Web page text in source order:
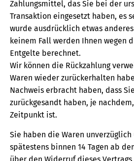
Zahlungsmittel, das Sie bei der
Transaktion eingesetzt haben, es
wurde ausdrücklich etwas
keinem Fall werden Ihnen wegen
Entgelte berechnet.
Wir können die Rückzahlung
Waren wieder zurückerhalten
Nachweis erbracht haben, dass
zurückgesandt haben, je
Zeitpunkt ist.
Sie haben die Waren
spätestens binnen 14 Tagen ab